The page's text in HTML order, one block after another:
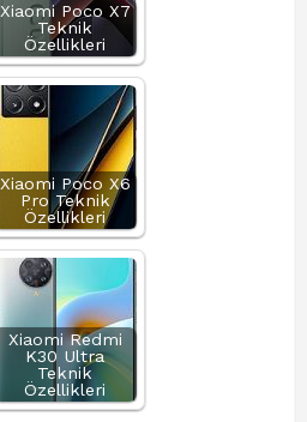
Xiaomi Poco X7
Teknik
Özellikleri
Xiaomi Poco X6
Pro Teknik
Özellikleri
Xiaomi Redmi
K30 Ultra
Teknik
Özellikleri